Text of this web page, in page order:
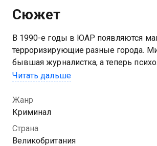
Сюжет
В 1990-е годы в ЮАР появляются
терроризирующие разные города.
бывшая журналистка, а теперь
первым профайлером страны и
Посмотреть онлайн 1 сезон сериала
убийцу вы можете совершенно
хорошем HD качестве на
Читать дальше
Жанр
Криминал
Страна
Великобритания